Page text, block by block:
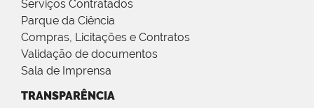
Serviços Contratados
Parque da Ciência
Compras, Licitações e Contratos
Validação de documentos
Sala de Imprensa
TRANSPARÊNCIA